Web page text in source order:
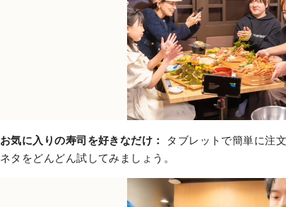
お気に入りの寿司を好きなだけ：
タブレットで簡単に注
ネタをどんどん試してみましょう。